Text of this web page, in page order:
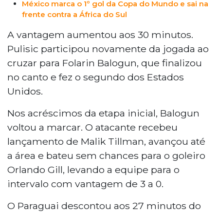
México marca o 1º gol da Copa do Mundo e sai na
frente contra a África do Sul
A vantagem aumentou aos 30 minutos.
Pulisic participou novamente da jogada ao
cruzar para Folarin Balogun, que finalizou
no canto e fez o segundo dos Estados
Unidos.
Nos acréscimos da etapa inicial, Balogun
voltou a marcar. O atacante recebeu
lançamento de Malik Tillman, avançou até
a área e bateu sem chances para o goleiro
Orlando Gill, levando a equipe para o
intervalo com vantagem de 3 a 0.
O Paraguai descontou aos 27 minutos do